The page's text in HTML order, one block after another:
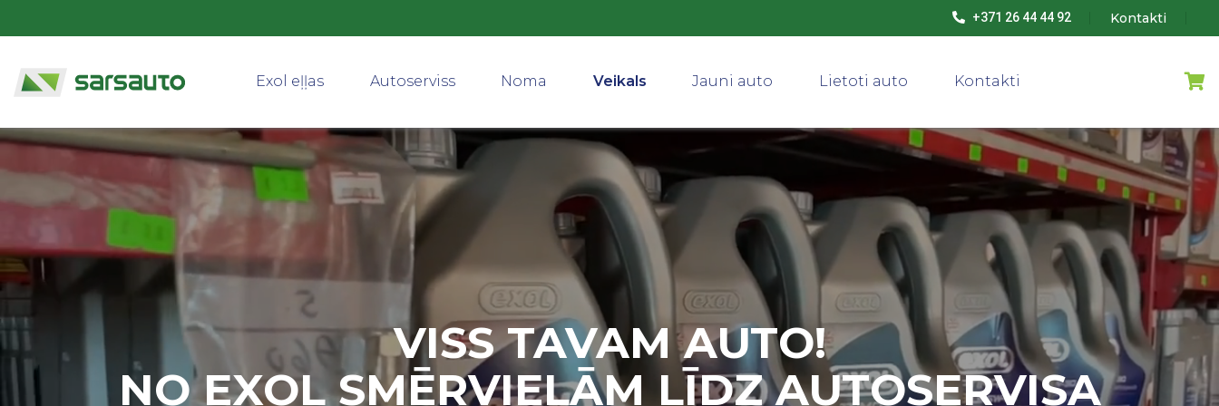
Exol eļļas Autoserviss Noma Veikals Jauni auto Lietoti auto Kontakti
Kontakti
+371 26 44 44 92
VISS TAVAM AUTO!
NO EXOL SMĒRVIELĀM LĪDZ AUTOSERVISA